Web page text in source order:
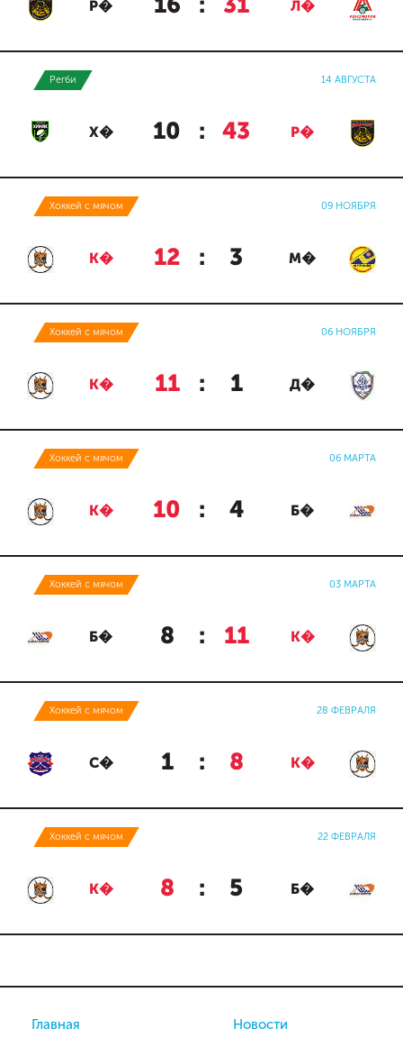
Р� 16 : 31 Л�
Регби 14 АВГУСТА
Х� 10 : 43 Р�
Хоккей с мячом 09 НОЯБРЯ
К� 12 : 3 М�
Хоккей с мячом 06 НОЯБРЯ
К� 11 : 1 Д�
Хоккей с мячом 06 МАРТА
К� 10 : 4 Б�
Хоккей с мячом 03 МАРТА
Б� 8 : 11 К�
Хоккей с мячом 28 ФЕВРАЛЯ
С� 1 : 8 К�
Хоккей с мячом 22 ФЕВРАЛЯ
К� 8 : 5 Б�
Главная Новости